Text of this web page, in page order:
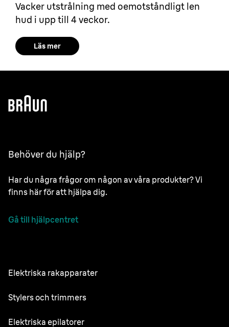
Vacker utstrålning med oemotståndligt len
hud i upp till 4 veckor.
Läs mer
Behöver du hjälp?
Har du några frågor om någon av våra produkter? Vi
finns här för att hjälpa dig.
Gå till hjälpcentret
Elektriska rakapparater
NEVO
Stylers och trimmers
Skäggtrimmer
Elektriska epilatorer